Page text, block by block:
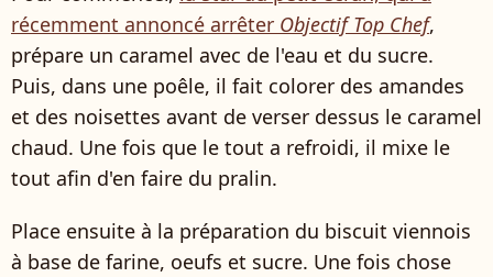
récemment annoncé arrêter Objectif Top Chef,
prépare un caramel avec de l'eau et du sucre.
Puis, dans une poêle, il fait colorer des amandes
et des noisettes avant de verser dessus le caramel
chaud. Une fois que le tout a refroidi, il mixe le
tout afin d'en faire du pralin.
Place ensuite à la préparation du biscuit viennois
à base de farine, oeufs et sucre. Une fois chose